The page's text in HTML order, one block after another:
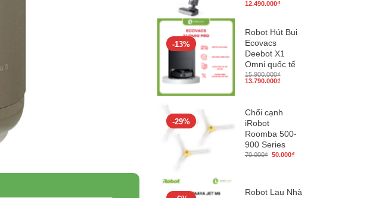
Giá
12.490.000₫Giá
12.490.000₫.
-13%
Robot Hút Bụi
Ecovacs
Deebot X1
Omni quốc tế
15.900.000₫
Giá
13.790.000₫Giá
-29%
Chổi cạnh
iRobot
Roomba 500-
900 Series
70.000₫ Giá
50.000₫
Robot Lau Nhà